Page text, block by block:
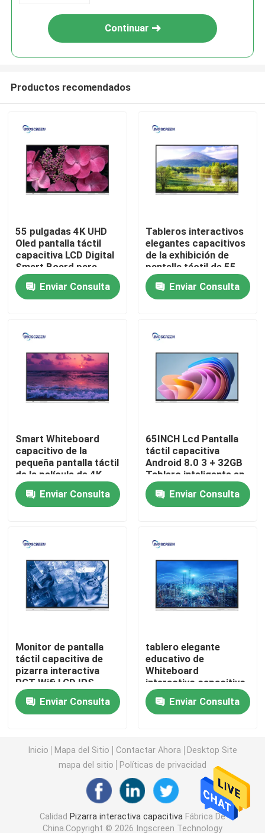
Productos
Videos
Sobre nosotros
Visita a la fábrica
Contacto
Solicitar una cotización
Todos en un Whiteboard interactivo
Whiteboard interactivo del IR
pantalla plana interactiva
Pared video del LCD
Quiosco de la señalización de Digitaces
PC elegante de OPS
Soporte interactivo de Whiteboard
Continuar
Productos recomendados
55 pulgadas 4K UHD
Oled pantalla táctil
capacitiva LCD Digital
Smart Board para
enseñar
Enviar Consulta
Tableros interactivos
elegantes capacitivos
de la exhibición de
pantalla táctil de 55
pulgadas para la
educaciónEnviar Consulta
Smart Whiteboard
capacitivo de la
pequeña pantalla táctil
de la película de 4K
60Hz para enseñar
Enviar Consulta
65INCH Lcd Pantalla
táctil capacitiva
Android 8.0 3 + 32GB
Tablero inteligente en
línea gratis
Enviar Consulta
Monitor de pantalla
táctil capacitiva de
pizarra interactiva
PCT Wifi LCD IPS
Conferencia
Enviar Consulta
tablero elegante
educativo de
Whiteboard
interactivo capacitivo
4K para enseñar
Enviar Consulta
Inicio Mapa del Sitio Contactar Ahora
Desktop Site
mapa del sitio
Políticas de privacidad
Calidad Pizarra interactiva capacitiva Fábrica De
China.Copyright © 2026 Ingscreen Technology